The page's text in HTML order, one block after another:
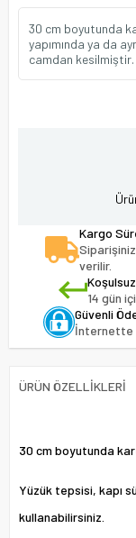
30 cm boyutunda
yapımında ya da
camdan kesilmiştir.
Kargo
verilir.
14 gün
Güvenli
İnternette
ÜRÜN ÖZELLIKLERI
30 cm boyutunda
Yüzük tepsisi, kapı
kullanabilirsiniz.